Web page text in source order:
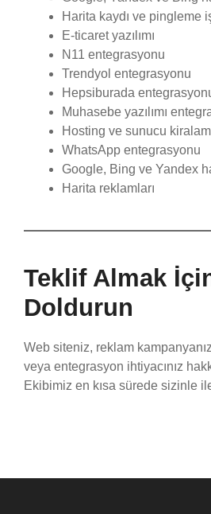
Harita kaydı ve pingleme
E-ticaret yazılımı
N11 entegrasyonu
Trendyol entegrasyonu
Hepsiburada
Muhasebe yazılımı
Hosting ve sunucu
WhatsApp entegrasyonu
Google, Bing ve Yandex
Harita reklamları
Teklif Almak
Doldurun
Web siteniz, reklam
veya entegrasyon ihtiyacınız
Ekibimiz en kısa sürede sizinle